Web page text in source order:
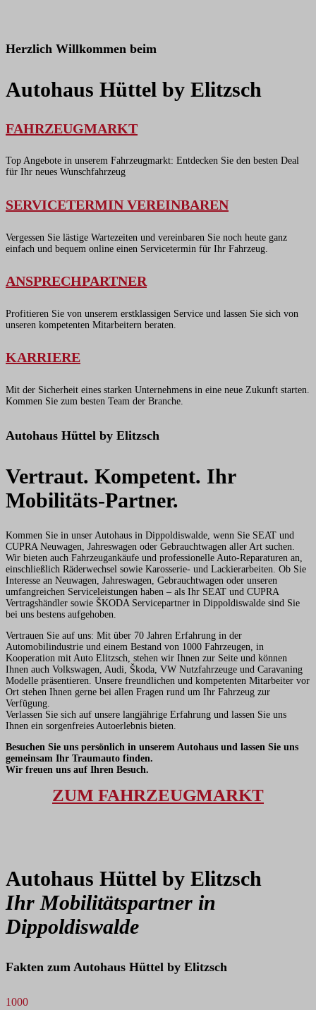
Herzlich Willkommen beim
Autohaus Hüttel by Elitzsch
FAHRZEUGMARKT
Top Angebote in unserem Fahrzeugmarkt: Entdecken Sie den besten Deal
für Ihr neues Wunschfahrzeug
SERVICETERMIN VEREINBAREN
Vergessen Sie lästige Wartezeiten und vereinbaren Sie noch heute ganz
einfach und bequem online einen Servicetermin für Ihr Fahrzeug.
ANSPRECHPARTNER
Profitieren Sie von unserem erstklassigen Service und lassen Sie sich von
unseren kompetenten Mitarbeitern beraten.
KARRIERE
Mit der Sicherheit eines starken Unternehmens in eine neue Zukunft starten.
Kommen Sie zum besten Team der Branche.
Autohaus Hüttel by Elitzsch
Vertraut. Kompetent. Ihr
Mobilitäts-Partner.
Kommen Sie in unser Autohaus in Dippoldiswalde, wenn Sie SEAT und
CUPRA Neuwagen, Jahreswagen oder Gebrauchtwagen aller Art suchen.
Wir bieten auch Fahrzeugankäufe und professionelle Auto-Reparaturen an,
einschließlich Räderwechsel sowie Karosserie- und Lackierarbeiten. Ob Sie
Interesse an Neuwagen, Jahreswagen, Gebrauchtwagen oder unseren
umfangreichen Serviceleistungen haben – als Ihr SEAT und CUPRA
Vertragshändler sowie ŠKODA Servicepartner in Dippoldiswalde sind Sie
bei uns bestens aufgehoben.
Vertrauen Sie auf uns: Mit über 70 Jahren Erfahrung in der
Automobilindustrie und einem Bestand von 1000 Fahrzeugen, in
Kooperation mit Auto Elitzsch, stehen wir Ihnen zur Seite und können
Ihnen auch Volkswagen, Audi, Škoda, VW Nutzfahrzeuge und Caravaning
Modelle präsentieren. Unsere freundlichen und kompetenten Mitarbeiter vor
Ort stehen Ihnen gerne bei allen Fragen rund um Ihr Fahrzeug zur
Verfügung.
Verlassen Sie sich auf unsere langjährige Erfahrung und lassen Sie uns
Ihnen ein sorgenfreies Autoerlebnis bieten.
Besuchen Sie uns persönlich in unserem Autohaus und lassen Sie uns
gemeinsam Ihr Traumauto finden.
Wir freuen uns auf Ihren Besuch.
ZUM FAHRZEUGMARKT
Autohaus Hüttel by Elitzsch
Ihr Mobilitätspartner in
Dippoldiswalde
Fakten zum Autohaus Hüttel by Elitzsch
1000